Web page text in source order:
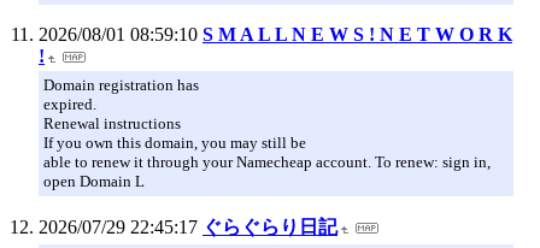
2026/08/01 08:59:10 S M A L L N E W S ! N E T W O R K
!
Domain registration has
expired.
Renewal instructions
If you own this domain, you may still be
able to renew it through your Namecheap account. To renew: sign in,
open Domain L
2026/07/29 22:45:17 ぐらぐらり日記